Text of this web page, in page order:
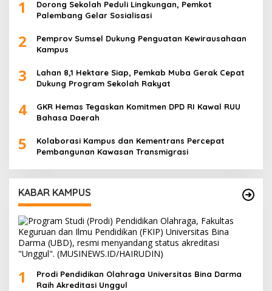
1
Dorong Sekolah Peduli Lingkungan, Pemkot
Palembang Gelar Sosialisasi
2
Pemprov Sumsel Dukung Penguatan Kewirausahaan
Kampus
3
Lahan 8,1 Hektare Siap, Pemkab Muba Gerak Cepat
Dukung Program Sekolah Rakyat
4
GKR Hemas Tegaskan Komitmen DPD RI Kawal RUU
Bahasa Daerah
5
Kolaborasi Kampus dan Kementrans Percepat
Pembangunan Kawasan Transmigrasi
KABAR KAMPUS
1
Prodi Pendidikan Olahraga Universitas Bina Darma
Raih Akreditasi Unggul